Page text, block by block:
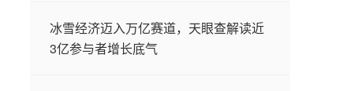
冰雪经济迈入万亿赛道，天眼查解读近
3亿参与者增长底气